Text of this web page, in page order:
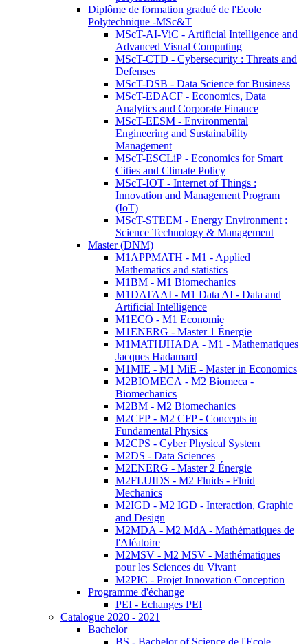
Diplôme de formation gradué de l'Ecole
Polytechnique -MSc&T
MScT-AI-ViC - Artificial Intelligence and
Advanced Visual Computing
MScT-CTD - Cybersecurity : Threats and
Defenses
MScT-DSB - Data Science for Business
MScT-EDACF - Economics, Data
Analytics and Corporate Finance
MScT-EESM - Environmental
Engineering and Sustainability
Management
MScT-ESCLiP - Economics for Smart
Cities and Climate Policy
MScT-IOT - Internet of Things :
Innovation and Management Program
(IoT)
MScT-STEEM - Energy Environment :
Science Technology & Management
Master (DNM)
M1APPMATH - M1 - Applied
Mathematics and statistics
M1BM - M1 Biomechanics
M1DATAAI - M1 Data AI - Data and
Artificial Intelligence
M1ECO - M1 Economie
M1ENERG - Master 1 Énergie
M1MATHJHADA - M1 - Mathematiques
Jacques Hadamard
M1MIE - M1 MiE - Master in Economics
M2BIOMECA - M2 Biomeca -
Biomechanics
M2BM - M2 Biomechanics
M2CFP - M2 CFP - Concepts in
Fundamental Physics
M2CPS - Cyber Physical System
M2DS - Data Sciences
M2ENERG - Master 2 Énergie
M2FLUIDS - M2 Fluids - Fluid
Mechanics
M2IGD - M2 IGD - Interaction, Graphic
and Design
M2MDA - M2 MdA - Mathématiques de
l'Aléatoire
M2MSV - M2 MSV - Mathématiques
pour les Sciences du Vivant
M2PIC - Projet Innovation Conception
Programme d'échange
PEI - Echanges PEI
Catalogue 2020 - 2021
Bachelor
BS - Bachelor of Science de l'Ecole